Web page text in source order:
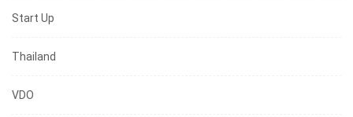
Start Up
Thailand
VDO